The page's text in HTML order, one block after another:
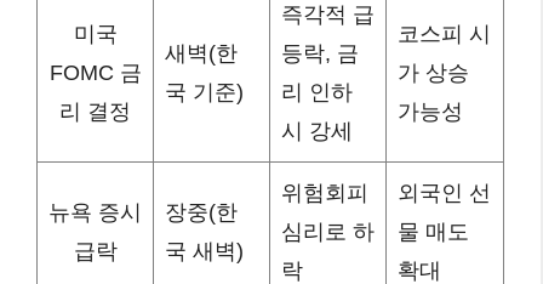
미국
FOMC 금
리 결정
새벽(한
국 기준)
즉각적 급
등락, 금
리 인하
시 강세
코스피 시
가 상승
가능성
뉴욕 증시
급락
장중(한
국 새벽)
위험회피
심리로 하
락
외국인 선
물 매도
확대